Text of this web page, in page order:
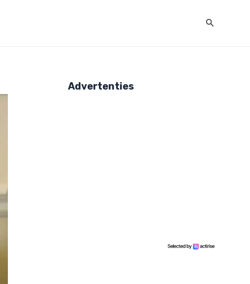
Zoeken
Advertenties